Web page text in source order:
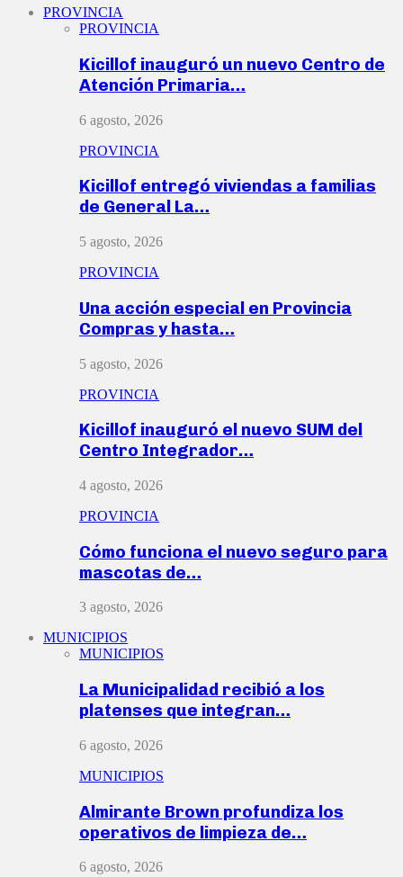
PROVINCIA
PROVINCIA
Kicillof inauguró un nuevo Centro de
Atención Primaria…
6 agosto, 2026
PROVINCIA
Kicillof entregó viviendas a familias
de General La…
5 agosto, 2026
PROVINCIA
Una acción especial en Provincia
Compras y hasta…
5 agosto, 2026
PROVINCIA
Kicillof inauguró el nuevo SUM del
Centro Integrador…
4 agosto, 2026
PROVINCIA
Cómo funciona el nuevo seguro para
mascotas de…
3 agosto, 2026
MUNICIPIOS
MUNICIPIOS
La Municipalidad recibió a los
platenses que integran…
6 agosto, 2026
MUNICIPIOS
Almirante Brown profundiza los
operativos de limpieza de…
6 agosto, 2026